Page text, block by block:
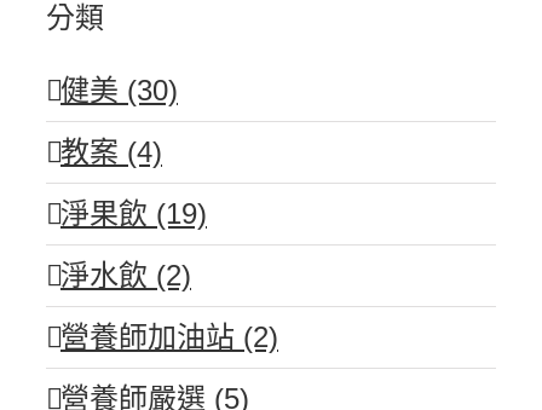
分類
健美 (30)
教案 (4)
淨果飲 (19)
淨水飲 (2)
營養師加油站 (2)
營養師嚴選 (5)